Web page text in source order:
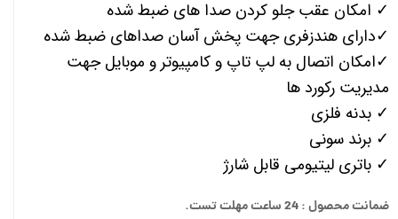
✓ امکان عقب جلو کردن صدا های ضبط شده
✓دارای هندزفری جهت پخش آسان صداهای ضبط شده
✓امکان اتصال به لپ تاپ و کامپیوتر و موبایل جهت
مدیریت رکورد ها
✓ بدنه فلزی
✓ برند سونی
✓ باتری لیتیومی قابل شارژ
ضمانت محصول : 24 ساعت مهلت تست.